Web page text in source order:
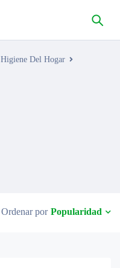
Higiene Del Hogar
Ordenar por Popularidad